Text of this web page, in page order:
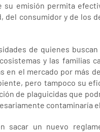
emisión permita
del consumidor y de los
de quienes
y las familias
el mercado por más
pero tampoco su
de plaguicidas que
contaminaría
sacar un nuevo